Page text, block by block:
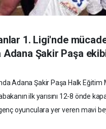
1. Ligi'nde
Adana Şakir Paşa
Adana Şakir Paşa Halk
ilk yarısını 12-8 önde
oyunculara yer veren mavi